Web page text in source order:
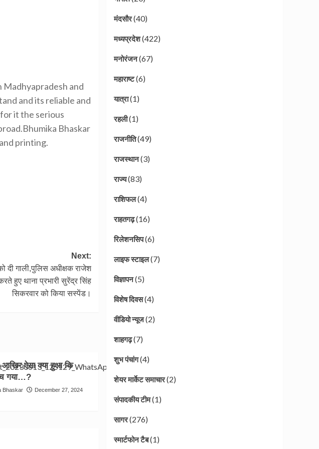
Madhyapradesh and
and its reliable and
it the serious
Bhaskar
printing.
Next:
दी गाली,पुलिस अधीक्षक राजेश
हुए थाना प्रभारी सुरेंद्र सिंह
सिकरवार को किया सस्पेंड।
आखिर ऐसा क्या हुआ कि
गया…?
Bhaskar
December 27, 2024
मंदसौर(40)
मध्यप्रदेश(422)
मनोरंजन(67)
महाराष्ट(6)
यात्रा(1)
रहली(1)
राजनीति(49)
राजस्थान(3)
राज्य(83)
राशिफल(4)
राहतगढ़(16)
रिलेशनसिप(6)
लाइफ स्टाइल(7)
विज्ञापन(5)
विशेष दिवस(4)
वीडियो न्यूज(2)
शाहगढ़(7)
शुभ पंचांग(4)
शेयर मार्केट समाचार(2)
संपादकीय टीम(1)
सागर(276)
स्मार्टफोन टैब(1)